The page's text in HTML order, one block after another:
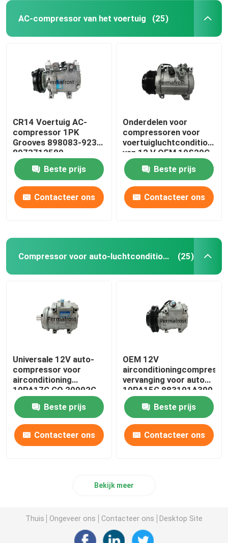
AC-compressor van het voertuig (25)
CR14 Voertuig AC-
compressor 1PK
Grooves 898083-9230
8973712580
8980839230
Beste prijs
Contacteer ons
Onderdelen voor
compressoren voor
voertuigluchtconditioning
van 12 V OEM 10S20C
15926085 4710705
Beste prijs
Contacteer ons
Compressor voor auto-luchtconditioning (25)
Universale 12V auto-
compressor voor
airconditioning
10PA17C CO 20002C
38810P1E003
Beste prijs
Contacteer ons
OEM 12V
vervanging voor auto
10PA15C 883101A300
Beste prijs
Contacteer ons
Bekijk meer
Thuis Ongeveer ons Contacteer ons Desktop Site